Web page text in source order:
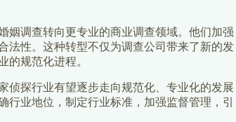
调查转向更专业的商业调查领域。他们加强
法性。这种转型不仅为调查公司带来了新的发
的规范化进程。
探行业有望逐步走向规范化、专业化的发展
业地位，制定行业标准，加强监督管理，引